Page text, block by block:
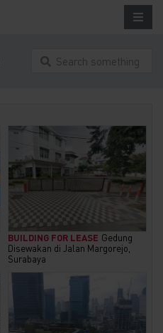
Search something
BUILDING FOR LEASE Gedung
Disewakan di Jalan Margorejo,
Surabaya